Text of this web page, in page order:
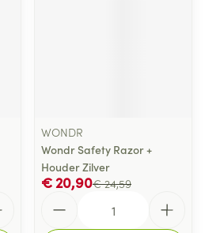
WONDR
Wondr Safety Razor +
Houder Zilver
€ 24,59
€ 20,90